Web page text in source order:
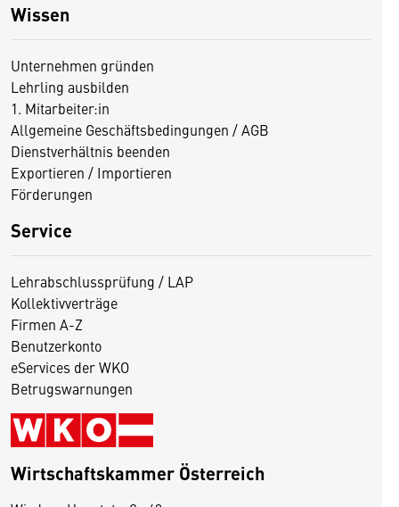
Wissen
Unternehmen gründen
Lehrling ausbilden
1. Mitarbeiter:in
Allgemeine Geschäftsbedingungen / AGB
Dienstverhältnis beenden
Exportieren / Importieren
Förderungen
Service
Lehrabschlussprüfung / LAP
Kollektivverträge
Firmen A-Z
Benutzerkonto
eServices der WKO
Betrugswarnungen
Wirtschaftskammer Österreich